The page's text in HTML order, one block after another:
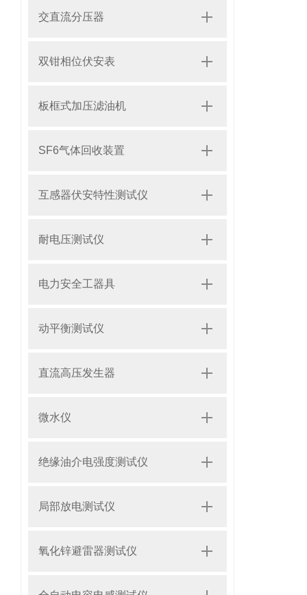
交直流分压器
双钳相位伏安表
板框式加压滤油机
SF6气体回收装置
互感器伏安特性测试仪
耐电压测试仪
电力安全工器具
动平衡测试仪
直流高压发生器
微水仪
绝缘油介电强度测试仪
局部放电测试仪
氧化锌避雷器测试仪